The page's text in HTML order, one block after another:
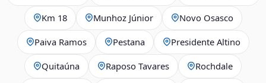
Km 18 Munhoz Júnior Novo Osasco
Paiva Ramos Pestana Presidente Altino
Quitaúna Raposo Tavares Rochdale